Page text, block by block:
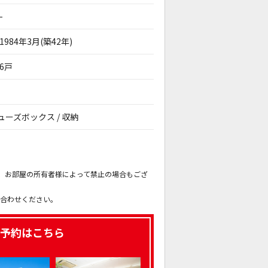
-
1984年3月(築42年)
6戸
ーズボックス / 収納
部屋の所有者様によって禁止の場合もござ
わせください。
約はこちら